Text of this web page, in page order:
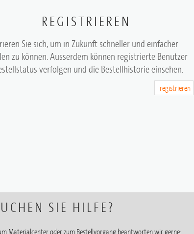
REGISTRIEREN
Sie sich, um in Zukunft schneller und einfacher
zu können. Ausserdem können registrierte Benutzer
verfolgen und die Bestellhistorie einsehen.
registrieren
SIE HILFE?
Materialcenter oder zum Bestellvorgang beantworten wir gerne: